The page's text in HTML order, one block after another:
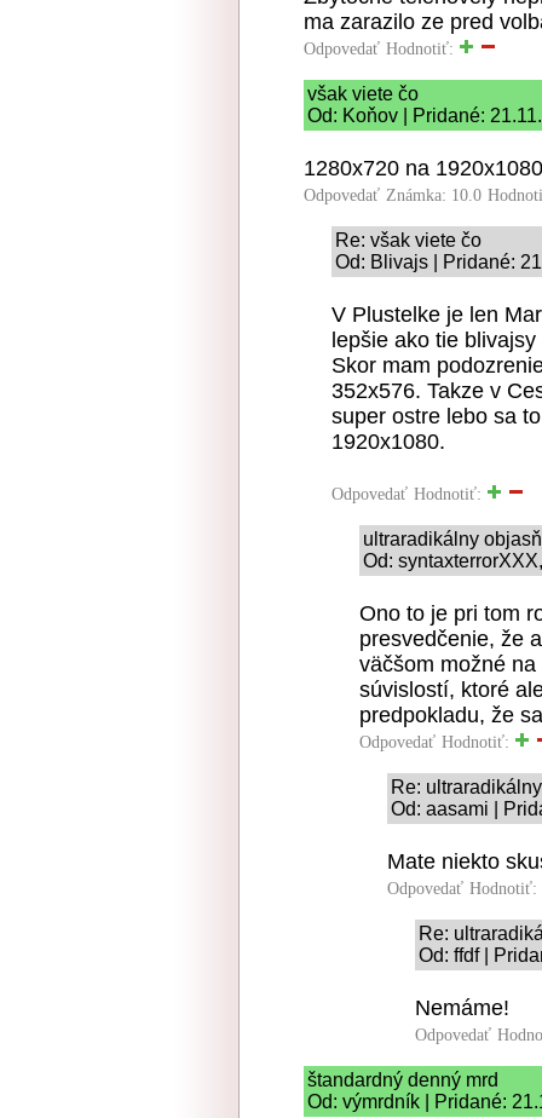
ma zarazilo ze pred
Odpovedať Hodnotiť:
však viete čo
Od: Koňov | Pridané:
1280x720 na
Odpovedať Známka: 10.0
Re: však viete čo
Od: Blivajs | Pridané:
V Plustelke je len
lepšie ako tie
Skor mam
352x576. Takze v
super ostre lebo sa
1920x1080.
Odpovedať Hodnotiť:
ultraradikálny
Od:
Ono to je pri tom
presvedčenie, že
väčšom možné
súvislostí, ktoré
predpokladu, že
Odpovedať Hodnotiť:
Re:
Od: aasami |
Mate niekto
Odpovedať Hodnotiť:
Re:
Od: ffdf |
Nemáme!
Odpovedať
štandardný denný mrd
Od: výmrdník | Pridané: